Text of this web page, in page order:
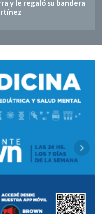
y le regaló su bandera